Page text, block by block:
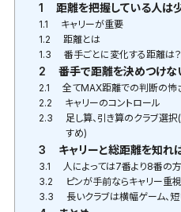
1 距離を把握している人は
1.1
キャリーが重要
1.2
距離とは
1.3
番手ごとに変化する距離は？
2 番手で距離を決めつけな
2.1
全てMAX距離での判断の怖
2.2
キャリーのコントロール
2.3
足し算、引き算のクラブ選
すめ)
3 キャリーと総距離を知れ
3.1
人によっては7番より8番の
3.2
ピンが手前ならキャリー重
3.3
長いクラブは横幅ゲーム、